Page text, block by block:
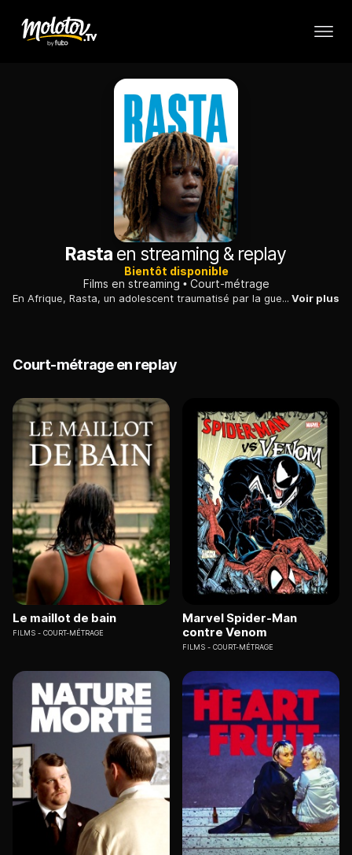
Rastaen streaming & replay
Bientôt disponible
Films en streaming
Court-métrage
En Afrique, Rasta, un adolescent traumatisé par la guerre qui meurtrit son pays, retourne dans une zone livrée aux rebelles pour exorciser son passé. Voir plus
Court-métrage en replay
Le maillot de bain
FILMS COURT-MÉTRAGE
Marvel Spider-Man
contre Venom
FILMS COURT-MÉTRAGE